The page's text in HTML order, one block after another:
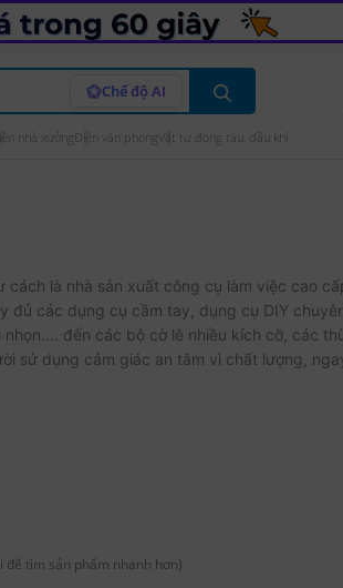
Chế độ AI
nhà xưởngĐiện văn phòng Vật tư đóng tàu, dầu khí
là nhà sản xuất công cụ làm việc cao
đủ các dụng cụ cầm tay, dụng cụ DIY
đến các bộ cờ lê nhiều kích cỡ, các
sử dụng cảm giác an tâm vì chất lượng,
để tìm sản phẩm nhanh hơn)